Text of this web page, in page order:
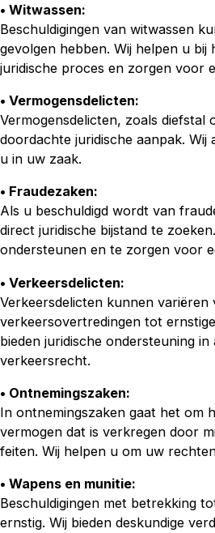
• Witwassen:
Beschuldigingen van witwassen
gevolgen hebben. Wij helpen u
juridische proces en zorgen voor
• Vermogensdelicten:
Vermogensdelicten, zoals diefstal
doordachte juridische aanpak. Wij
u in uw zaak.
• Fraudezaken:
Als u beschuldigd wordt van
direct juridische bijstand te
ondersteunen en te zorgen voor
• Verkeersdelicten:
Verkeersdelicten kunnen variëren
verkeersovertredingen tot
bieden juridische ondersteuning
verkeersrecht.
• Ontnemingszaken:
In ontnemingszaken gaat het om
vermogen dat is verkregen door
feiten. Wij helpen u om uw
• Wapens en munitie:
Beschuldigingen met betrekking
ernstig. Wij bieden deskundige